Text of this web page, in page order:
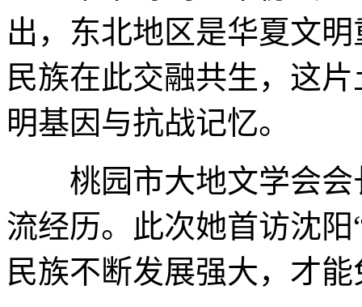
出，东北地区是华夏文
民族在此交融共生，这
明基因与抗战记忆。
桃园市大地文学会会
流经历。此次她首访沈阳
民族不断发展强大，才